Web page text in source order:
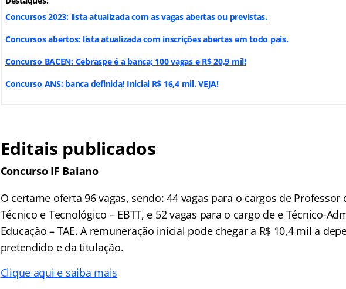
Concursos 2023: lista atualizada com as vagas abertas ou previstas.
Concursos abertos: lista atualizada com inscrições abertas em todo país.
Concurso BACEN: Cebraspe é a banca; 100 vagas e R$ 20,9 mil!
Concurso ANS: banca definida! Inicial R$ 16,4 mil. VEJA!
Editais publicados
Concurso IF Baiano
O certame oferta 96 vagas, sendo: 44 vagas para o cargos de Professor
Técnico e Tecnológico – EBTT, e 52 vagas para o cargo de e Técnico-
Educação – TAE. A remuneração inicial pode chegar a R$ 10,4 mil a
pretendido e da titulação.
Clique aqui e saiba mais